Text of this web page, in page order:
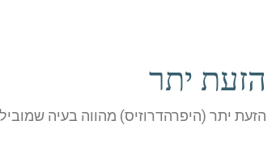
הזעת יתר
הזעת יתר (היפרהדרוזיס) מהווה בעיה